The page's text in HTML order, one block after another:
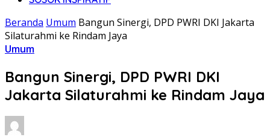
Beranda Umum Bangun Sinergi, DPD PWRI DKI Jakarta
Silaturahmi ke Rindam Jaya
Umum
Bangun Sinergi, DPD PWRI DKI
Jakarta Silaturahmi ke Rindam Jaya